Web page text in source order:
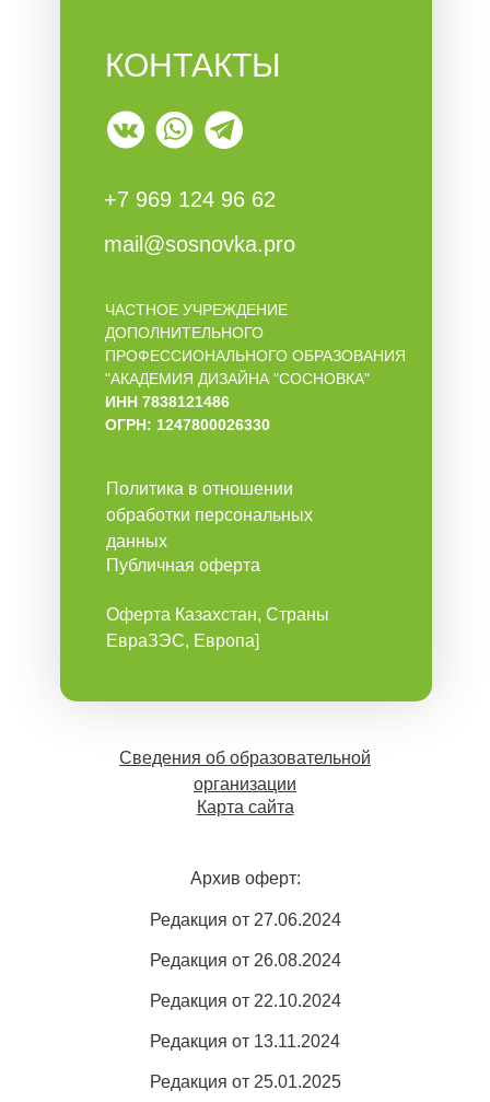
КОНТАКТЫ
+7 969 124 96 62
mail@sosnovka.pro
ЧАСТНОЕ УЧРЕЖДЕНИЕ
ДОПОЛНИТЕЛЬНОГО
ПРОФЕССИОНАЛЬНОГО ОБРАЗОВАНИЯ
"АКАДЕМИЯ ДИЗАЙНА "СОСНОВКА"
ИНН 7838121486
ОГРН: 1247800026330
Политика в отношении
обработки персональных
данных
Публичная оферта
Оферта Казахстан, Страны
ЕвраЗЭС, Европа]
Сведения об образовательной
организации
Карта сайта
Архив оферт:
Редакция от 27.06.2024
Редакция от 26.08.2024
Редакция от 25.01.2025
Редакция от 22.10.2024
Редакция от 13.11.2024